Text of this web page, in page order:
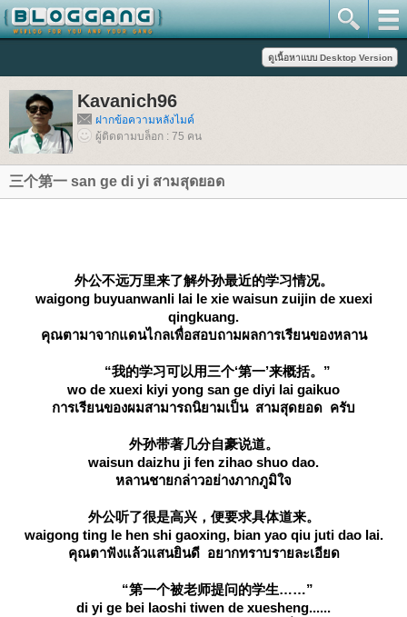
Kavanich96
ฝากข้อความหลังไมค์
ผู้ติดตามบล็อก : 75 คน
三个第一 san ge di yi สามสุดยอด
外公不远万里来了解外孙最近的学习情况。
waigong buyuanwanli lai le xie waisun zuijin de xuexi
qingkuang.
คุณตามาจากแดนไกลเพื่อสอบถามผลการเรียนของหลาน
“我的学习可以用三个‘第一’来概括。”
wo de xuexi kiyi yong san ge diyi lai gaikuo
การเรียนของผมสามารถนิยามเป็น สามสุดยอด ครับ
外孙带著几分自豪说道。
waisun daizhu ji fen zihao shuo dao.
หลานชายกล่าวอย่างภากภูมิใจ
外公听了很是高兴，便要求具体道来。
waigong ting le hen shi gaoxing, bian yao qiu juti dao lai.
คุณตาฟังแล้วแสนยินดี อยากทราบรายละเอียด
“第一个被老师提问的学生……”
di yi ge bei laoshi tiwen de xuesheng......